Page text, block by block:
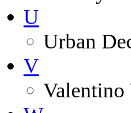
U
Urban
V
Valentino